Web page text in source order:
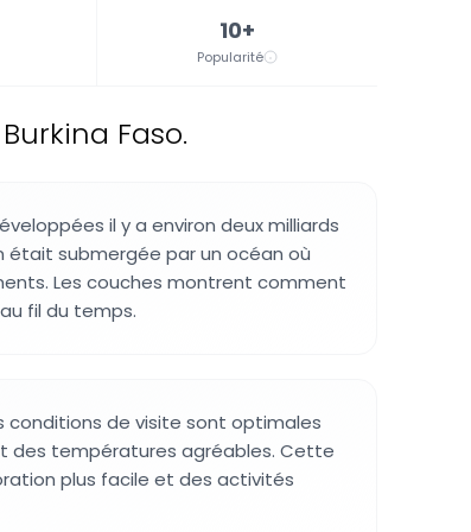
10+
Popularité
Faso.
il y a environ deux milliards
était submergée par un océan où
Les couches montrent comment
fil du temps.
conditions de visite sont optimales
des températures agréables. Cette
plus facile et des activités